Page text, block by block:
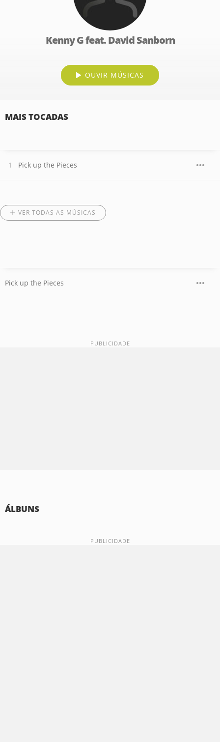
Kenny G feat. David Sanborn
OUVIR MÚSICAS
MAIS TOCADAS
Pick up the Pieces
VER TODAS AS MÚSICAS
Pick up the Pieces
ÁLBUNS